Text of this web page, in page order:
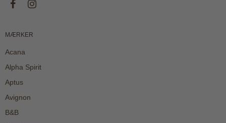
MÆRKER
Acana
Alpha Spirit
Aptus
Avignon
B&B